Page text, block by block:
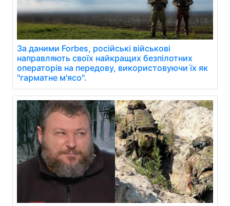
За даними Forbes, російські військові
направляють своїх найкращих безпілотних
операторів на передову, використовуючи їх як
"гарматне м'ясо".